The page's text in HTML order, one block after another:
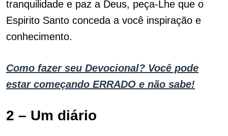
tranquilidade e paz a Deus, peça-Lhe que o
Espirito Santo conceda a você inspiração e
conhecimento.
Como fazer seu Devocional? Você pode
estar começando ERRADO e não sabe!
2 – Um diário